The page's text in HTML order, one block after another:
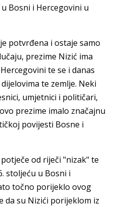
Bosni i Hercegovini u
potvrđena i ostaje samo
prezime Nizić ima
te se i danas
te zemlje. Neki
umjetnici i političari,
prezime imalo značajnu
povijesti Bosne i
od riječi "nizak" te
stoljeću u Bosni i
točno porijeklo ovog
da su Nizići porijeklom iz